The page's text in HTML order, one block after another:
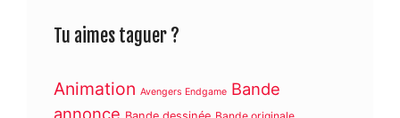
Tu aimes taguer ?
Animation Avengers Endgame Bande
annonce